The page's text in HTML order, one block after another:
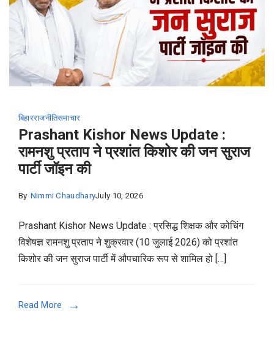
बिहारराजनीतिसमाचार
Prashant Kishor News Update :
रामनशु प्रताप ने प्रशांत किशोर की जन सुराज
पार्टी जॉइन की
By Nimmi ChaudharyJuly 10, 2026
Prashant Kishor News Update : प्रसिद्ध शिक्षक और कोचिंग
विशेषज्ञ रामनशु प्रताप ने शुक्रवार (10 जुलाई 2026) को प्रशांत
किशोर की जन सुराज पार्टी में औपचारिक रूप से शामिल हो […]
Read More